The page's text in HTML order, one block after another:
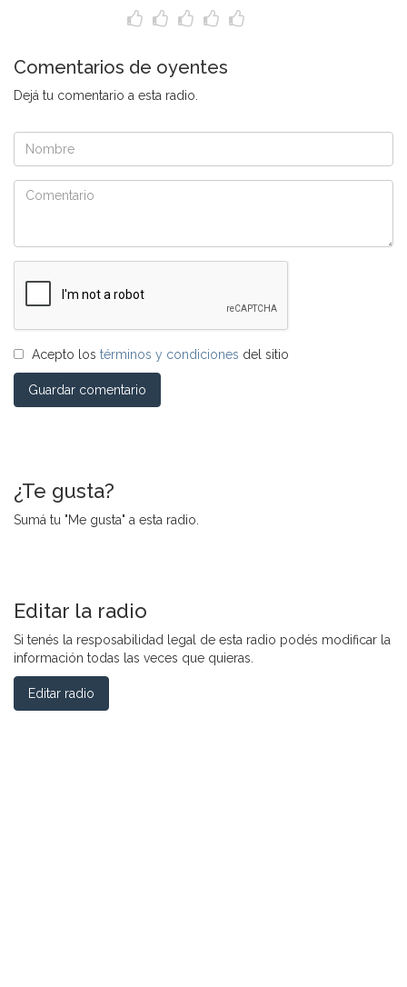
Comentarios de oyentes
Dejá tu comentario a esta radio.
Acepto los términos y condiciones del sitio
Guardar comentario
¿Te gusta?
Sumá tu "Me gusta" a esta radio.
Editar la radio
Si tenés la resposabilidad legal de esta radio podés modificar la
información todas las veces que quieras.
Editar radio